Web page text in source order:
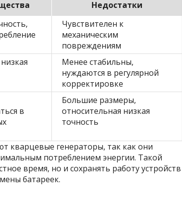
Недостатки
Чувствителен к
механическим
повреждениям
Менее стабильны,
нуждаются в регулярной
корректировке
в
Большие размеры,
относительная низкая
точность
кварцевые генераторы, так как они
потреблением энергии. Такой
время, но и сохранять работу устройств
батареек.